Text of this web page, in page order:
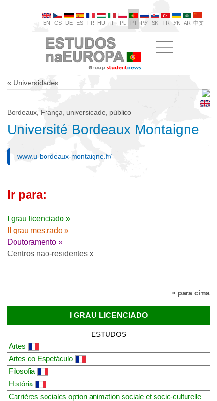
EN CS DE ES FR HU IT PL PT РУ SK TR УК AR 中文
« Universidades
Bordeaux, França, universidade, público
Université Bordeaux Montaigne
www.u-bordeaux-montaigne.fr/
Ir para:
I grau licenciado »
II grau mestrado »
Doutoramento »
Centros não-residentes »
» para cima
I GRAU LICENCIADO
ESTUDOS
Artes
Artes do Espetáculo
Filosofia
História
Carrières sociales option animation sociale et socio-culturelle